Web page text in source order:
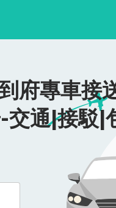
府專車接
通|接駁|